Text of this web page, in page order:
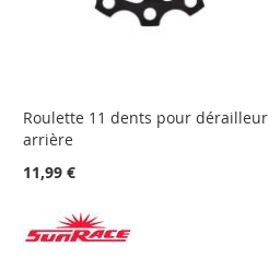
Roulette 11 dents pour dérailleur
arrière
11,99 €